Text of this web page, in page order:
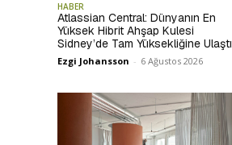
HABER
Atlassian Central: Dünyanın En
Yüksek Hibrit Ahşap Kulesi
Sidney’de Tam Yüksekliğine Ulaştı
Ezgi Johansson - 6 Ağustos 2026